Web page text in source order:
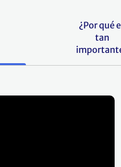
¿Por qué
tan